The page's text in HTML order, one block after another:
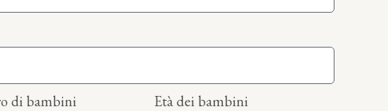
di bambini Età dei bambini